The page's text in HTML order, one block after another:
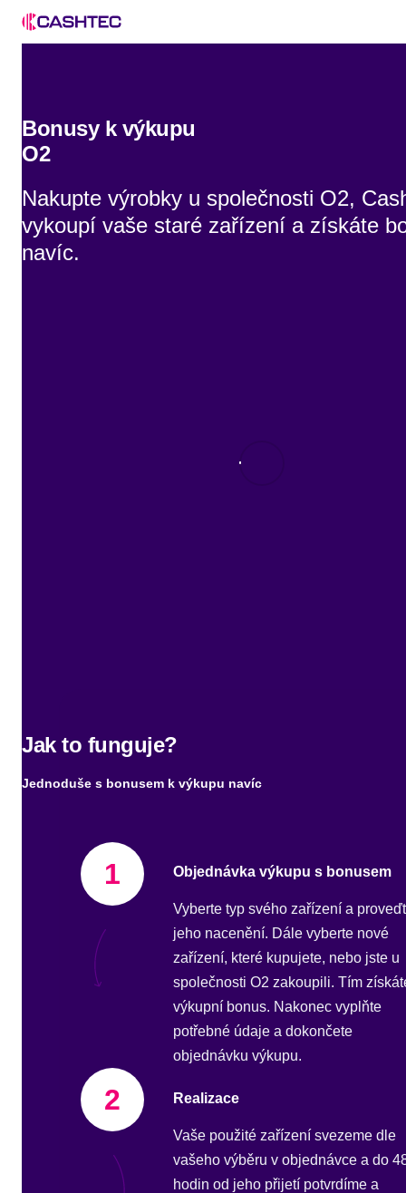
Bonusy k výkupu
O2
Nakupte výrobky u společnosti O2,
vykoupí vaše staré zařízení a získáte
navíc.
Jak to funguje?
Jednoduše s bonusem k výkupu navíc
1 Objednávka výkupu s bonusem
Vyberte typ svého zařízení a
jeho nacenění. Dále vyberte nové
zařízení, které kupujete, nebo jste u
společnosti O2 zakoupili. Tím
výkupní bonus. Nakonec vyplňte
potřebné údaje a dokončete
objednávku výkupu.
2 Realizace
Vaše použité zařízení svezeme dle
vašeho výběru v objednávce a do
hodin od jeho přijetí potvrdíme a